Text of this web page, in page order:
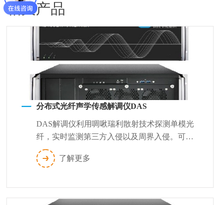
相关产品
分布式光纤声学传感解调仪DAS
DAS解调仪利用啁啾瑞利散射技术探测单模光
纤，实时监测第三方入侵以及周界入侵。可以
在高损耗测试条件下获得高空间分辨率的精...
了解更多